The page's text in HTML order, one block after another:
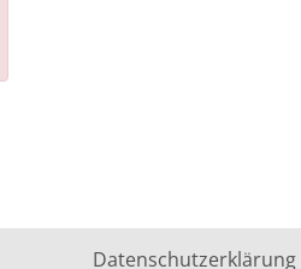
Datenschutzerklärung